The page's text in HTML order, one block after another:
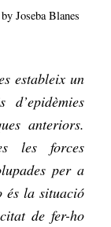
by Joseba Blanes
estableix un
anteriors.
les forces
per a
és la situació
de fer-ho